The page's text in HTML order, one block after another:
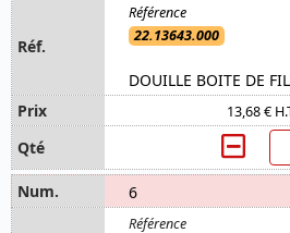
22.13643.000
DOUILLE BOITE DE
13,68 €
6